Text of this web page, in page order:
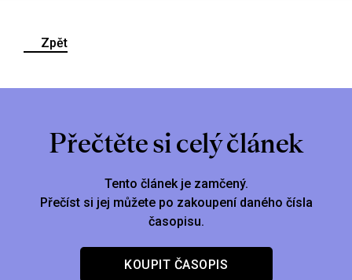
Zpět
Přečtěte si celý článek
Tento článek je zamčený.
Přečíst si jej můžete po zakoupení daného čísla
časopisu.
KOUPIT ČASOPIS